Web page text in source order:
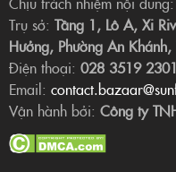
Trụ sở: Tầng 1, Lô A, Xi
Hưởng, Phường An Khánh,
Điện thoại: 028 3519 2301
Email:
Vận hành bởi: Công ty